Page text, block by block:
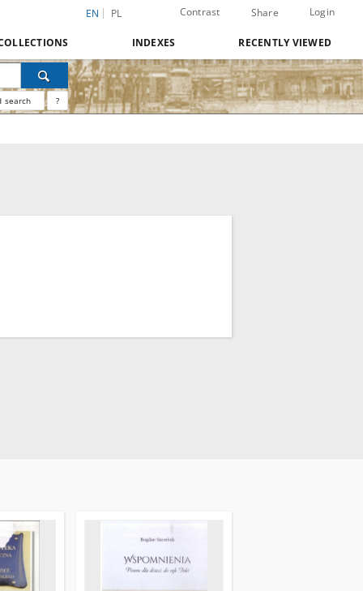
EN PL Contrast Share Login
INDEXES RECENTLY VIEWED
search ?